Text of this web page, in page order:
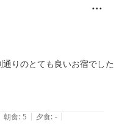
やトイレは改装から年数
んが、お客様をお通しす
ていただいております。
福島県外から宿泊で3000
が）を発行しており、皆
応ができず、ご満足頂け
りのとても良いお宿でした
、朝食のお米もめちゃくち
分用の小さいスリップを用
朝食: 5 | 夕食: - |